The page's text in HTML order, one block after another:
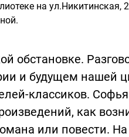
на ул.Никитинская,
обстановке.
и будущем нашей
классиков.
как
или повести.